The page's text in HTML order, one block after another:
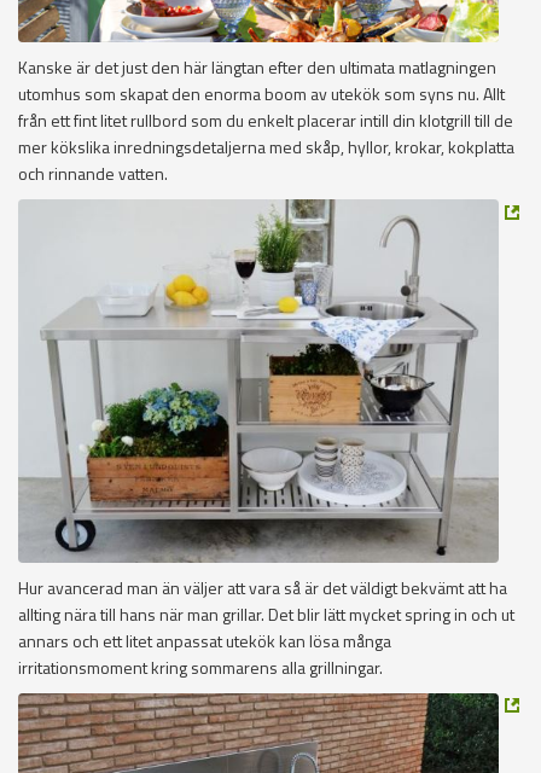
Kanske är det just den här längtan efter den ultimata matlagningen
utomhus som skapat den enorma boom av utekök som syns nu. Allt
från ett fint litet rullbord som du enkelt placerar intill din klotgrill till de
mer kökslika inredningsdetaljerna med skåp, hyllor, krokar, kokplatta
och rinnande vatten.
Hur avancerad man än väljer att vara så är det väldigt bekvämt att ha
allting nära till hans när man grillar. Det blir lätt mycket spring in och ut
annars och ett litet anpassat utekök kan lösa många
irritationsmoment kring sommarens alla grillningar.